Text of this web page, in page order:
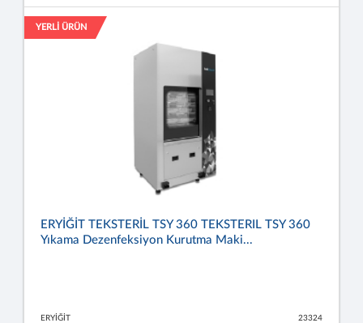
YERLİ ÜRÜN
ERYİĞİT TEKSTERİL TSY 360 TEKSTERIL TSY 360
Yıkama Dezenfeksiyon Kurutma Maki...
ERYİĞİT 23324